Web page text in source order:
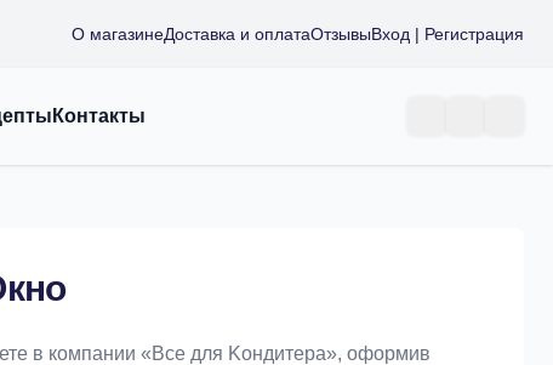
О магазинеДоставка и оплатаОтзывыВход | Регистрация
Контакты
в компании «Bce для Koндитeрa», оформив